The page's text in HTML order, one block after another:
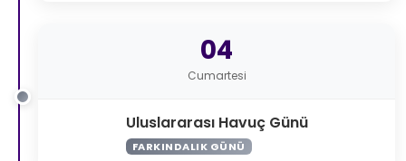
04
Cumartesi
Uluslararası Havuç Günü
FARKINDALIK GÜNÜ